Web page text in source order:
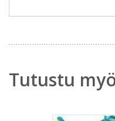
Tutustu